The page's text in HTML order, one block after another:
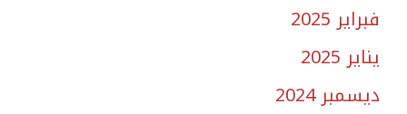
فبراير 2025
يناير 2025
ديسمبر 2024